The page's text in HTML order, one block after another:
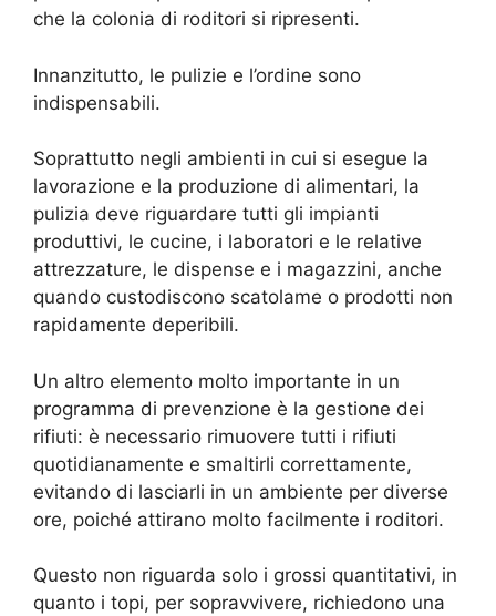
che la colonia di roditori si ripresenti.
Innanzitutto, le pulizie e l’ordine sono
indispensabili.
Soprattutto negli ambienti in cui si esegue la
lavorazione e la produzione di alimentari, la
pulizia deve riguardare tutti gli impianti
produttivi, le cucine, i laboratori e le relative
attrezzature, le dispense e i magazzini, anche
quando custodiscono scatolame o prodotti non
rapidamente deperibili.
Un altro elemento molto importante in un
programma di prevenzione è la gestione dei
rifiuti: è necessario rimuovere tutti i rifiuti
quotidianamente e smaltirli correttamente,
evitando di lasciarli in un ambiente per diverse
ore, poiché attirano molto facilmente i roditori.
Questo non riguarda solo i grossi quantitativi, in
quanto i topi, per sopravvivere, richiedono una